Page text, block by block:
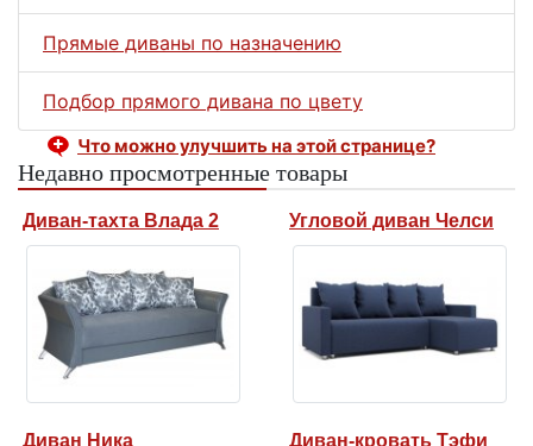
Прямые диваны по назначению
Подбор прямого дивана по цвету
Что можно улучшить на этой странице?
Недавно просмотренные товары
Диван-тахта Влада 2 Угловой диван Челси
Диван Ника Диван-кровать Тэфи